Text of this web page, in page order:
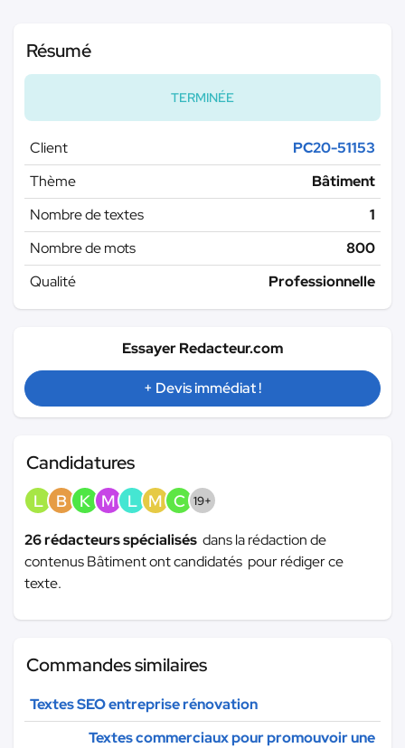
Résumé
TERMINÉE
Client
PC20-51153
Thème
Bâtiment
Nombre de textes
1
Nombre de mots
800
Qualité
Professionnelle
Essayer Redacteur.com
+ Devis immédiat !
Candidatures
L B K M L M C 19+
26 rédacteurs spécialisés dans la rédaction de
contenus Bâtiment ont candidatés pour rédiger ce
texte.
Commandes similaires
Textes SEO entreprise rénovation
Textes commerciaux pour promouvoir une